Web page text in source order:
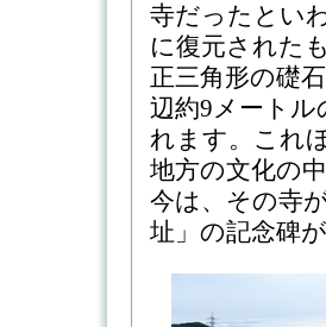
寺だったとい
に復元された
正三角形の礎
辺約9メートル
れます。これ
地方の文化の
今は、その寺
址」の記念碑